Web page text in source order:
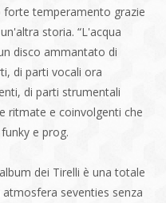
temperamento grazie
storia. “L'acqua
disco ammantato di
di parti vocali ora
di parti strumentali
ritmate e coinvolgenti che
e prog.
dei Tirelli è una totale
seventies senza